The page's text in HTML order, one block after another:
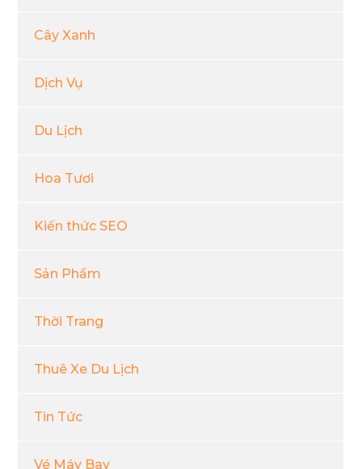
Cây Xanh
Dịch Vụ
Du Lịch
Hoa Tươi
Kiến thức SEO
Sản Phẩm
Thời Trang
Thuê Xe Du Lịch
Tin Tức
Vé Máy Bay